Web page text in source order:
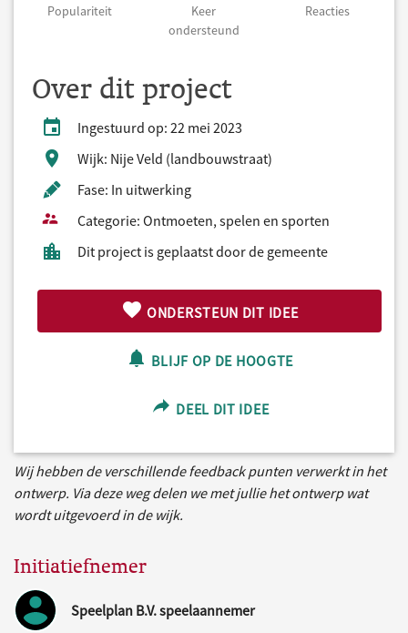
Populariteit
Keer
ondersteund
Reacties
Over dit project
Ingestuurd op: 22 mei 2023
Wijk: Nije Veld (landbouwstraat)
Fase: In uitwerking
Categorie: Ontmoeten, spelen en sporten
Dit project is geplaatst door de gemeente
ONDERSTEUN DIT IDEE
BLIJF OP DE HOOGTE
DEEL DIT IDEE
Wij hebben de verschillende feedback punten verwerkt in het
ontwerp. Via deze weg delen we met jullie het ontwerp wat
wordt uitgevoerd in de wijk.
Initiatiefnemer
Speelplan B.V. speelaannemer